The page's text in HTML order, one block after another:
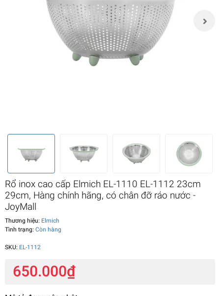
Rổ inox cao cấp Elmich EL-1110 EL-1112 23cm
29cm, Hàng chính hãng, có chân đỡ ráo nước -
JoyMall
Thương hiệu: Elmich
Tình trạng: Còn hàng
SKU: EL-1112
650.000₫